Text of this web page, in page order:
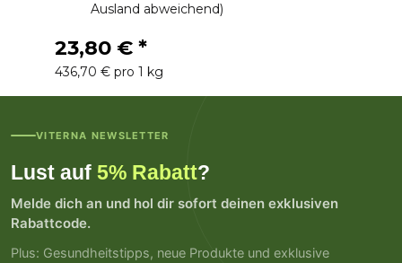
Ausland abweichend)
23,80 € *
436,70 € pro 1 kg
VITERNA NEWSLETTER
Lust auf 5% Rabatt?
Melde dich an und hol dir sofort deinen exklusiven
Rabattcode.
Plus: Gesundheitstipps, neue Produkte und exklusive